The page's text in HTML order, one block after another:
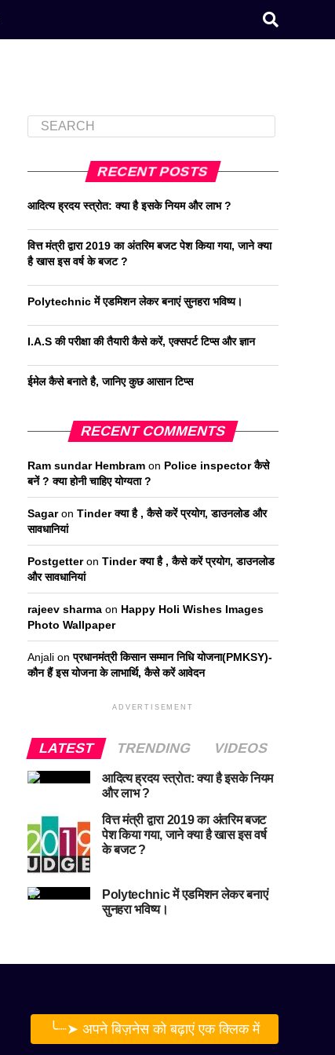
RECENT POSTS
आदित्य ह्रदय स्त्रोत: क्या है इसके नियम और लाभ ?
वित्त मंत्री द्वारा 2019 का अंतरिम बजट पेश किया गया, जाने क्या
है खास इस वर्ष के बजट ?
Polytechnic में एडमिशन लेकर बनाएं सुनहरा भविष्य।
I.A.S की परीक्षा की तैयारी कैसे करें, एक्सपर्ट टिप्स और ज्ञान
ईमेल कैसे बनाते है, जानिए कुछ आसान टिप्स
RECENT COMMENTS
Ram sundar Hembram on Police inspector कैसे
बनें ? क्या होनी चाहिए योग्यता ?
Sagaron Tinder क्या है , कैसे करें प्रयोग, डाउनलोड और
सावधानियां
Postgetteron Tinder क्या है , कैसे करें प्रयोग, डाउनलोड
और सावधानियां
rajeev sharma on Happy Holi Wishes Images
Photo Wallpaper
Anjali onप्रधानमंत्री किसान सम्मान निधि योजना(PMKSY)-
कौन हैं इस योजना के लाभार्थि, कैसे करें आवेदन
ADVERTISEMENT
LATEST TRENDING VIDEOS
आदित्य ह्रदय स्त्रोत: क्या है इसके नियम
और लाभ ?
वित्त मंत्री द्वारा 2019 का अंतरिम बजट
पेश किया गया, जाने क्या है खास इस वर्ष
के बजट ?
Polytechnic में एडमिशन लेकर बनाएं
सुनहरा भविष्य।
╰┈➤ अपने बिज़नेस को बढ़ाएं एक क्लिक में